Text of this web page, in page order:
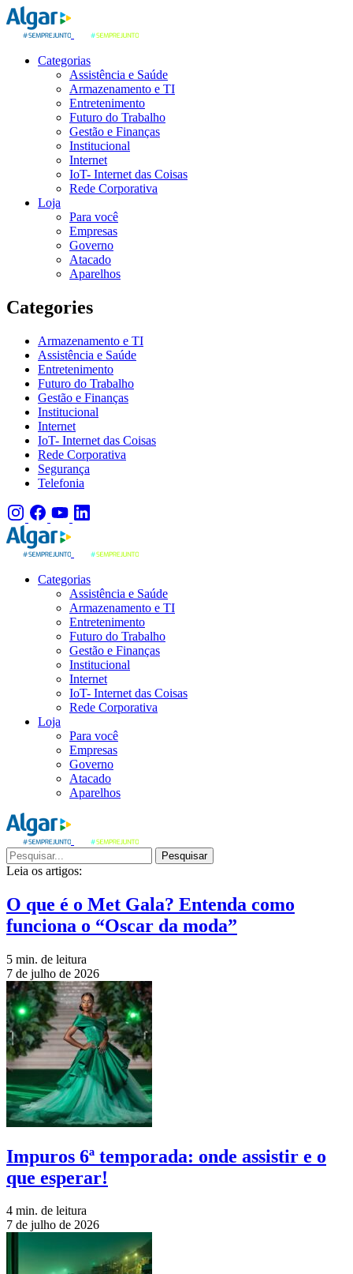
Categorias
Assistência e Saúde
Armazenamento e TI
Entretenimento
Futuro do Trabalho
Gestão e Finanças
Institucional
Internet
IoT- Internet das Coisas
Rede Corporativa
Loja
Para você
Empresas
Governo
Atacado
Aparelhos
Categories
Armazenamento e TI
Assistência e Saúde
Entretenimento
Futuro do Trabalho
Gestão e Finanças
Institucional
Internet
IoT- Internet das Coisas
Rede Corporativa
Segurança
Telefonia
Categorias
Assistência e Saúde
Armazenamento e TI
Entretenimento
Futuro do Trabalho
Gestão e Finanças
Institucional
Internet
IoT- Internet das Coisas
Rede Corporativa
Loja
Para você
Empresas
Governo
Atacado
Aparelhos
Pesquisar
Leia os artigos:
O que é o Met Gala? Entenda como
funciona o “Oscar da moda”
5 min. de leitura
7 de julho de 2026
Impuros 6ª temporada: onde assistir e o
que esperar!
4 min. de leitura
7 de julho de 2026